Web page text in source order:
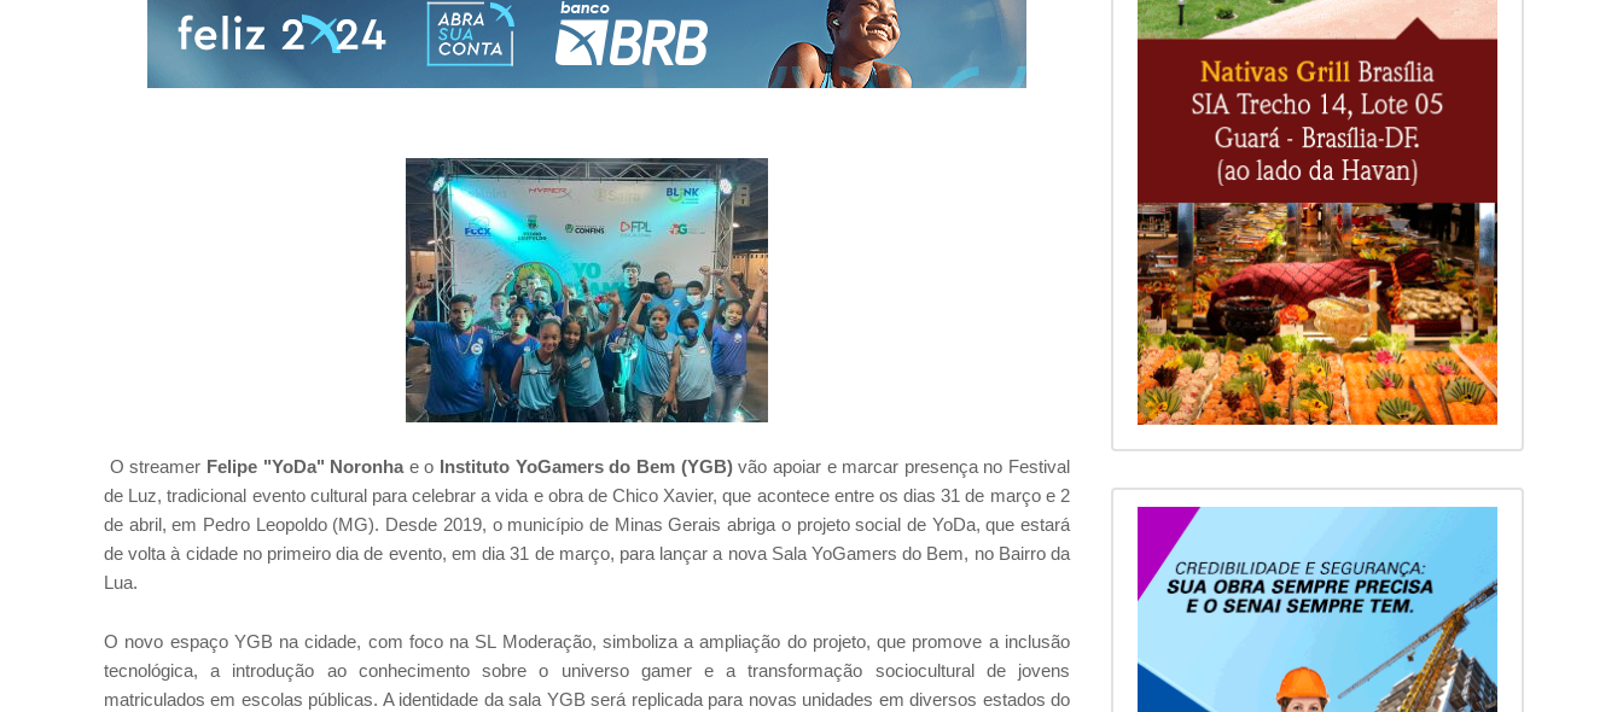
O streamer Felipe "YoDa" Noronha e o Instituto YoGamers do Bem (YGB)vão apoiar e marcar presença no Festival
de Luz, tradicional evento cultural para celebrar a vida e obra de Chico Xavier, que acontece entre os dias 31 de março e 2
de abril, em Pedro Leopoldo (MG). Desde 2019, o município de Minas Gerais abriga o projeto social de YoDa, que estará
de volta à cidade no primeiro dia de evento, em dia 31 de março, para lançar a nova Sala YoGamers do Bem, no Bairro da
Lua.
O novo espaço YGB na cidade, com foco na SL Moderação, simboliza a ampliação do projeto, que promove a inclusão
tecnológica, a introdução ao conhecimento sobre o universo gamer e a transformação sociocultural de jovens
matriculados em escolas públicas. A identidade da sala YGB será replicada para novas unidades em diversos estados do